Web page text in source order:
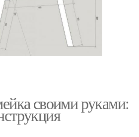
своими руками: